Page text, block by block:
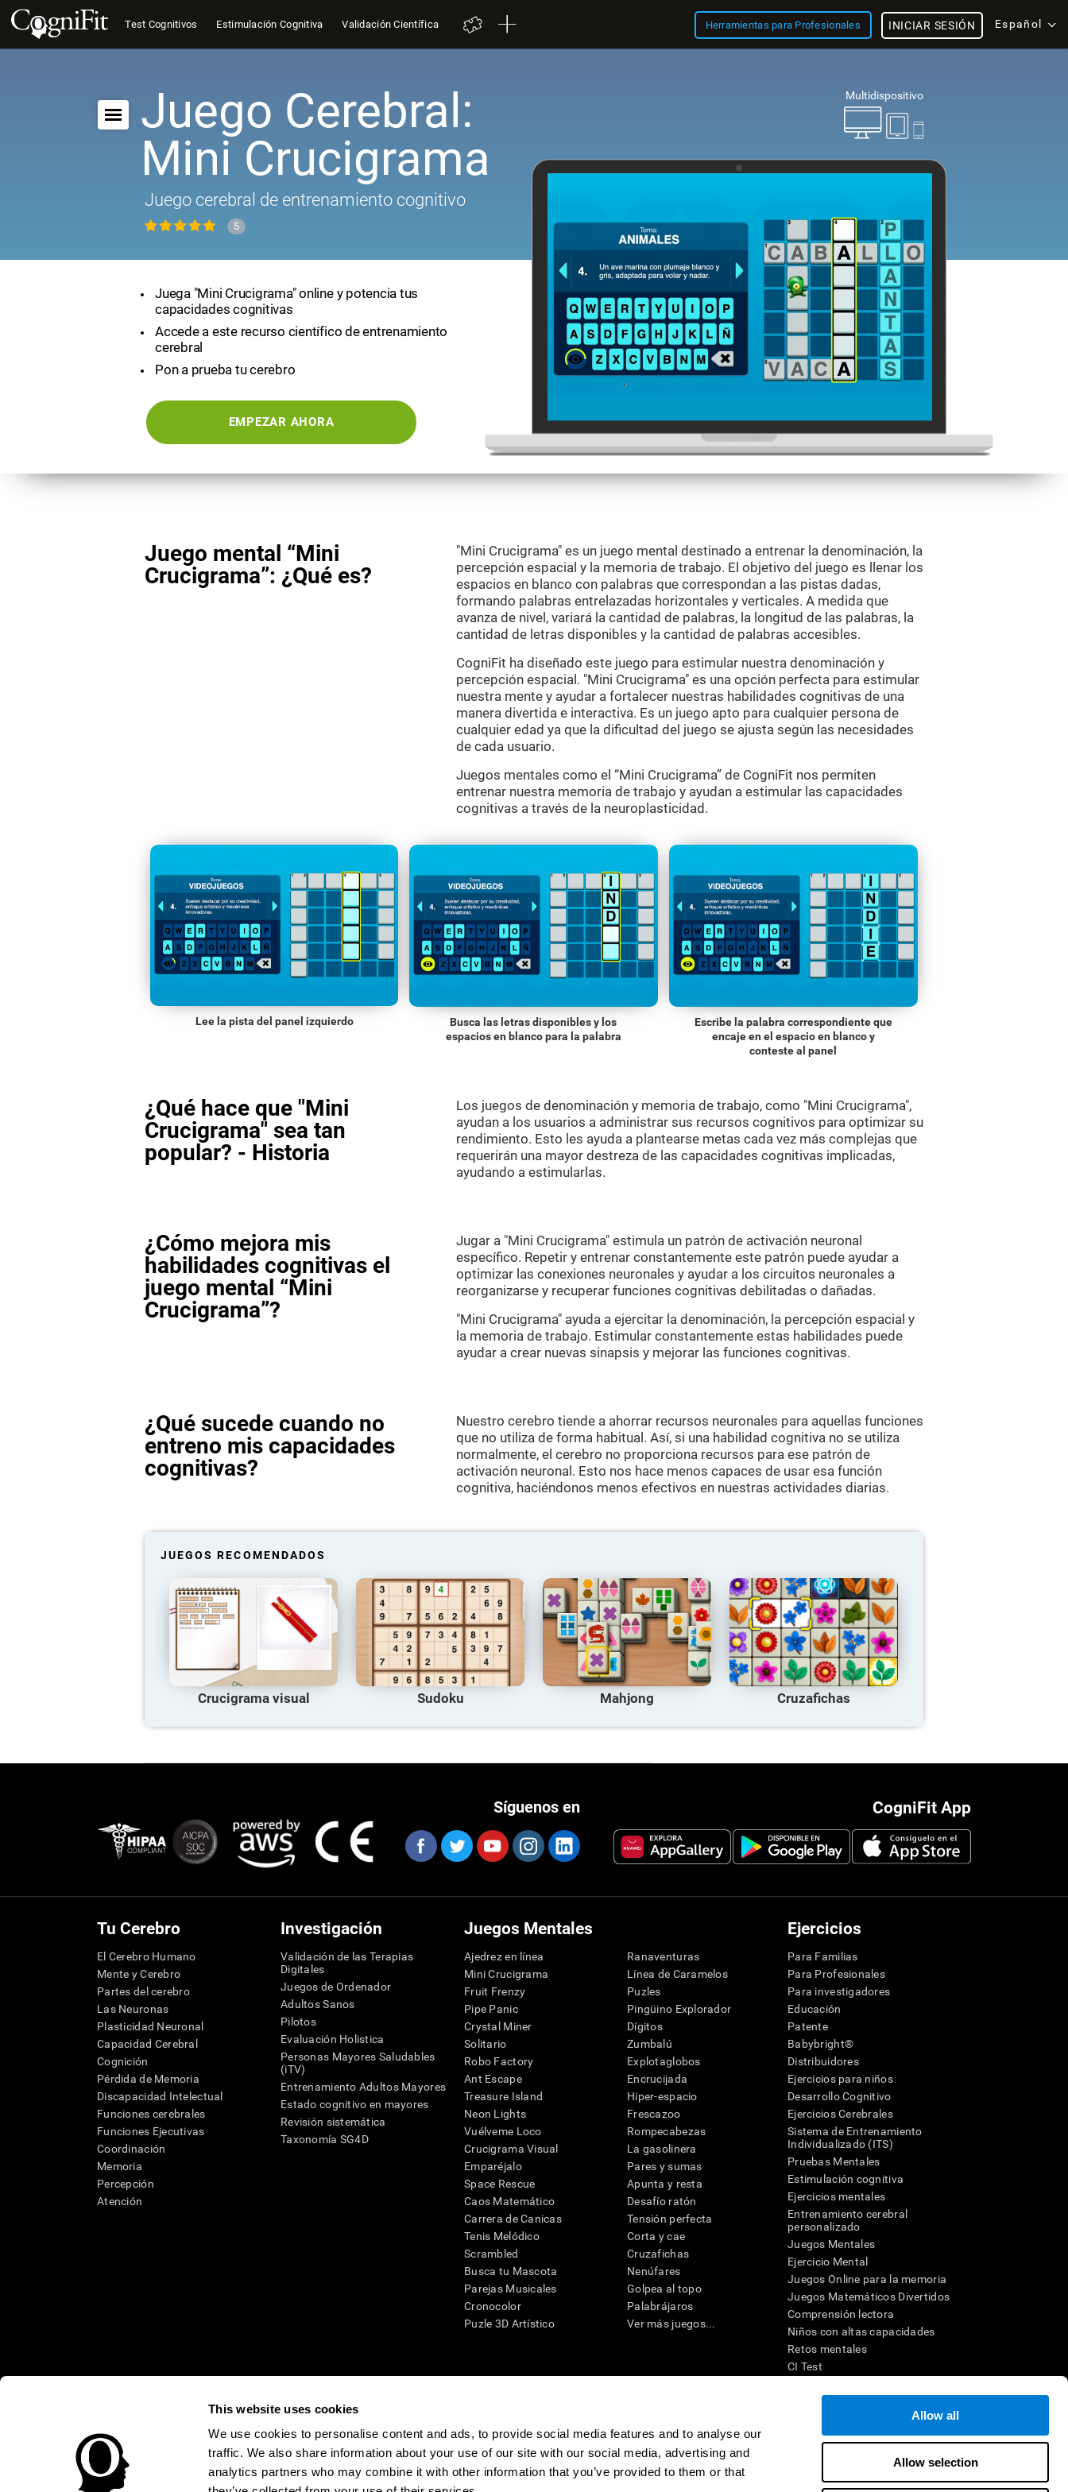
This website uses cookies
We use cookies to personalise content and ads, to provide social media features and to analyse our
traffic. We also share information about your use of our site with our social media, advertising and
analytics partners who may combine it with other information that you’ve provided to them or that
Allow all
Allow selection
Test Cognitivos Estimulación Cognitiva Validación Científica Herramientas para Profesionales Español
INICIAR SESIÓN
Multidispositivo
Juego Cerebral:
Mini Crucigrama
Juego cerebral de entrenamiento cognitivo
5
Juega "Mini Crucigrama" online y potencia tus
capacidades cognitivas
Accede a este recurso científico de entrenamiento
cerebral
Pon a prueba tu cerebro
EMPEZAR AHORA
Juego mental “Mini
Crucigrama”: ¿Qué es?
"Mini Crucigrama" es un juego mental destinado a entrenar la denominación, la
percepción espacial y la memoria de trabajo. El objetivo del juego es llenar los
espacios en blanco con palabras que correspondan a las pistas dadas,
formando palabras entrelazadas horizontales y verticales. A medida que
avanza de nivel, variará la cantidad de palabras, la longitud de las palabras, la
cantidad de letras disponibles y la cantidad de palabras accesibles.
CogniFit ha diseñado este juego para estimular nuestra denominación y
percepción espacial. "Mini Crucigrama" es una opción perfecta para estimular
nuestra mente y ayudar a fortalecer nuestras habilidades cognitivas de una
manera divertida e interactiva. Es un juego apto para cualquier persona de
cualquier edad ya que la dificultad del juego se ajusta según las necesidades
de cada usuario.
Juegos mentales como el “Mini Crucigrama” de CogniFit nos permiten
entrenar nuestra memoria de trabajo y ayudan a estimular las capacidades
cognitivas a través de la neuroplasticidad.
Lee la pista del panel izquierdo
Busca las letras disponibles y los
espacios en blanco para la palabra
Escribe la palabra correspondiente que
encaje en el espacio en blanco y
conteste al panel
¿Qué hace que "Mini
Crucigrama" sea tan
popular? - Historia
Los juegos de denominación y memoria de trabajo, como "Mini Crucigrama",
ayudan a los usuarios a administrar sus recursos cognitivos para optimizar su
rendimiento. Esto les ayuda a plantearse metas cada vez más complejas que
requerirán una mayor destreza de las capacidades cognitivas implicadas,
ayudando a estimularlas.
¿Cómo mejora mis
habilidades cognitivas el
juego mental “Mini
Crucigrama”?
Jugar a "Mini Crucigrama" estimula un patrón de activación neuronal
específico. Repetir y entrenar constantemente este patrón puede ayudar a
optimizar las conexiones neuronales y ayudar a los circuitos neuronales a
reorganizarse y recuperar funciones cognitivas debilitadas o dañadas.
"Mini Crucigrama" ayuda a ejercitar la denominación, la percepción espacial y
la memoria de trabajo. Estimular constantemente estas habilidades puede
ayudar a crear nuevas sinapsis y mejorar las funciones cognitivas.
¿Qué sucede cuando no
entreno mis capacidades
cognitivas?
Nuestro cerebro tiende a ahorrar recursos neuronales para aquellas funciones
que no utiliza de forma habitual. Así, si una habilidad cognitiva no se utiliza
normalmente, el cerebro no proporciona recursos para ese patrón de
activación neuronal. Esto nos hace menos capaces de usar esa función
cognitiva, haciéndonos menos efectivos en nuestras actividades diarias.
JUEGOS RECOMENDADOS
Crucigrama visual Sudoku Mahjong Cruzafichas
CogniFit App
Síguenos en
Tu Cerebro
El Cerebro Humano
Mente y Cerebro
Partes del cerebro
Las Neuronas
Plasticidad Neuronal
Capacidad Cerebral
Cognición
Pérdida de Memoria
Discapacidad Intelectual
Funciones cerebrales
Funciones Ejecutivas
Coordinación
Memoria
Percepción
Atención
Investigación
Validación de las Terapias
Digitales
Juegos de Ordenador
Adultos Sanos
Pilotos
Evaluación Holistica
Personas Mayores Saludables
(iTV)
Entrenamiento Adultos Mayores
Estado cognitivo en mayores
Revisión sistemática
Taxonomía SG4D
Juegos Mentales
Ajedrez en línea
Mini Crucigrama
Fruit Frenzy
Pipe Panic
Crystal Miner
Solitario
Robo Factory
Ant Escape
Treasure Island
Neon Lights
Vuélveme Loco
Crucigrama Visual
Emparéjalo
Space Rescue
Caos Matemático
Carrera de Canicas
Tenis Melódico
Scrambled
Busca tu Mascota
Parejas Musicales
Cronocolor
Puzle 3D Artístico
Ranaventuras
Línea de Caramelos
Puzles
Pingüino Explorador
Dígitos
Zumbalú
Explotaglobos
Encrucijada
Hiper-espacio
Frescazoo
Rompecabezas
La gasolinera
Pares y sumas
Apunta y resta
Desafío ratón
Tensión perfecta
Corta y cae
Cruzafichas
Nenúfares
Golpea al topo
Palabrájaros
Ver más juegos...
Ejercicios
Para Familias
Para Profesionales
Para investigadores
Educación
Patente
Babybright®
Distribuidores
Ejercicios para niños
Desarrollo Cognitivo
Ejercicios Cerebrales
Sistema de Entrenamiento
Individualizado (ITS)
Pruebas Mentales
Estimulación cognitiva
Ejercicios mentales
Entrenamiento cerebral
personalizado
Juegos Mentales
Ejercicio Mental
Juegos Online para la memoria
Juegos Matemáticos Divertidos
Comprensión lectora
Niños con altas capacidades
Retos mentales
CI Test
* Las evaluaciones de CogniFit están diseñadas para detectar alteraciones y deterioro cognitivo con el fin de ofrecer a un médico información pertinente para diseñar una intervención terapéutica apropiada. En un entorno
clínico, los resultados de CogniFit (cuando son interpretados por un profesional de la salud cualificado), se pueden utilizar como ayuda para determinar si un individuo debe ser dirigido a una posterior evaluación
neuropsicológica (por ejemplo, un examen neuropsicológico completo). CogniFit no ofrece directamente un diagnóstico médico de ningún tipo. Un diagnóstico de TDAH, dislexia, demencia o enfermedad similar sólo
puede ser realizada por un médico o psicólogo cualificado teniendo en cuenta una amplia gama de posibles factores. De acuerdo al uso indicado, CogniFit no indica que esta herramienta sea o deba ser considerada como
un dispositivo médico certicado por la FDA. El producto puede ser utilizado para estudios de investigación en cualquier campo de investigación relacionado con la cognición. Si se utiliza para fines de investigación, todo
uso del producto debe hacerse en los sujetos humanos apropiados conforme al procedimiento dictado por el centro de investigación y será una obligación por parte del investigador. Todas estas protecciones para el
sujeto humano nunca no podrán ser, en ningún caso, inferiores a las requeridas para cualquier sujeto de investigación en virtud de lo dispuesto en la Sección 45 CFR 46 del Código de Regulaciones Federales.